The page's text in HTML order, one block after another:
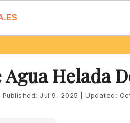
Agua Helada
Published: Jul 9, 2025 Updated: